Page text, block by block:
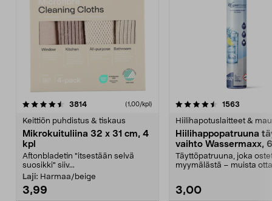
3814arvostelut (1,00/kpl)
Keittiön puhdistus & tiskaus
Mikrokuituliina 32 x 31 cm, 4
kpl
Aftonbladetin "itsestään selvä
suosikki" siiv...
Laji: Harmaa/beige
3,99
4.5viidestä
1563
Hiilihapotuslaitteet &
Hiilihappopatruuna
vaihto Wassermaxx,
Täyttöpatruuna, joka
myymälästä – muista
3,00
4.5viidestä